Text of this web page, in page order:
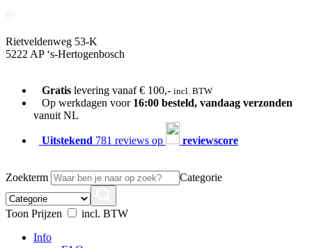
Rietveldenweg 53-K
5222 AP ‘s-Hertogenbosch
Gratislevering vanaf € 100,- incl. BTW
Op werkdagen voor 16:00 besteld, vandaag verzonden
vanuit NL
Uitstekend 781 reviews op reviewscore
Zoekterm Categorie
Toon Prijzen
incl. BTW
Info